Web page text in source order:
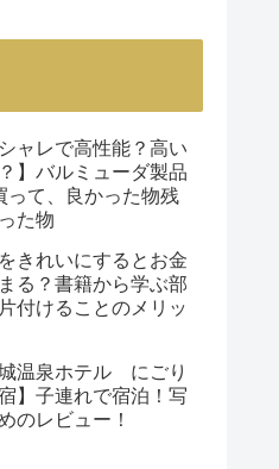
シャレで高性能？高い
】バルミューダ製品
って、良かった物残
た物
きれいにするとお金
る？書籍から学ぶ部
付けることのメリッ
城温泉ホテル にごり
】子連れで宿泊！写
のレビュー！